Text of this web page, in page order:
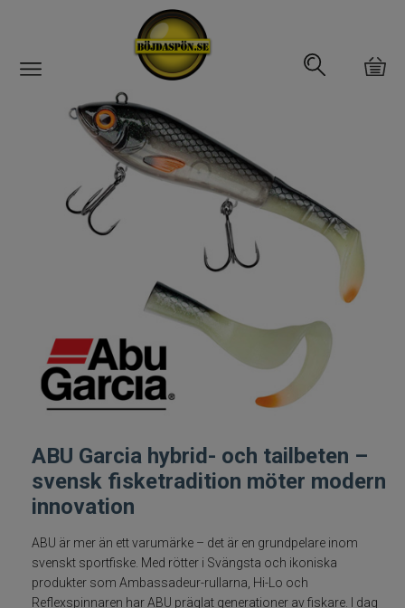
Gäddfemman
Abborrfemman
Interfiske
Fiskeset
Fiskedrag
Handgjorda beten
Jerkbaits - tailbaits
ABU Garcia hybrid- och tailbeten –
svensk fisketradition möter modern
innovation
ABU är mer än ett varumärke – det är en grundpelare inom
svenskt sportfiske. Med rötter i Svängsta och ikoniska
produkter som Ambassadeur-rullarna, Hi-Lo och
Reflexspinnaren har ABU präglat generationer av fiskare. I dag